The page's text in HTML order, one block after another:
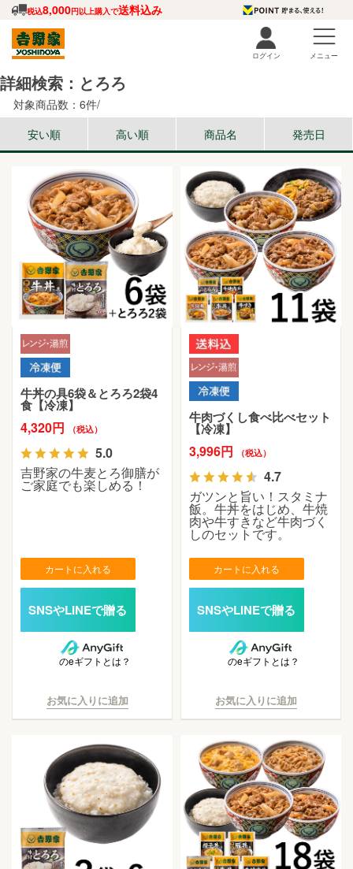
税込8,000円以上購入で送料込み
ログイン メニュー
詳細検索：とろろ
対象商品数：6件/
安い順
高い順 商品名 発売日
牛丼の具6袋＆とろろ2袋4
食【冷凍】
4,320円 （税込）
5.0
吉野家の牛麦とろ御膳が
ご家庭でも楽しめる！
カートに入れる
のeギフトとは？
お気に入りに追加
牛肉づくし食べ比べセット
【冷凍】
3,996円 （税込）
4.7
ガツンと旨い！スタミナ
飯。牛丼をはじめ、牛焼
肉や牛すきなど牛肉づく
しのセットです。
カートに入れる
のeギフトとは？
お気に入りに追加